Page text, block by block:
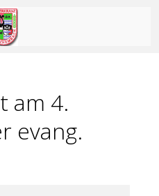
am 4.
evang.